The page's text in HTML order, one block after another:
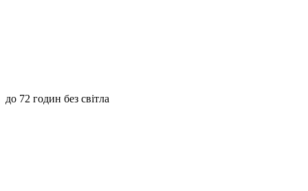
до 72 годин без світла